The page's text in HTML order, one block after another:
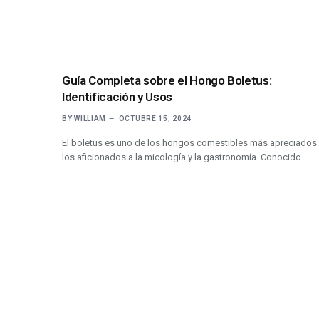
Guía Completa sobre el Hongo Boletus:
Identificación y Usos
BY WILLIAM OCTUBRE 15, 2024
El boletus es uno de los hongos comestibles más apreciados
los aficionados a la micología y la gastronomía. Conocido…